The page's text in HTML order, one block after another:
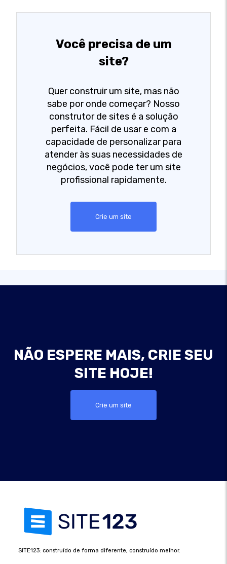
Você precisa de um
site?
Quer construir um site, mas não
sabe por onde começar? Nosso
construtor de sites é a solução
perfeita. Fácil de usar e com a
capacidade de personalizar para
atender às suas necessidades de
negócios, você pode ter um site
profissional rapidamente.
Crie um site
NÃO ESPERE MAIS, CRIE SEU
SITE HOJE!
Crie um site
SITE123: construído de forma diferente, construído melhor.